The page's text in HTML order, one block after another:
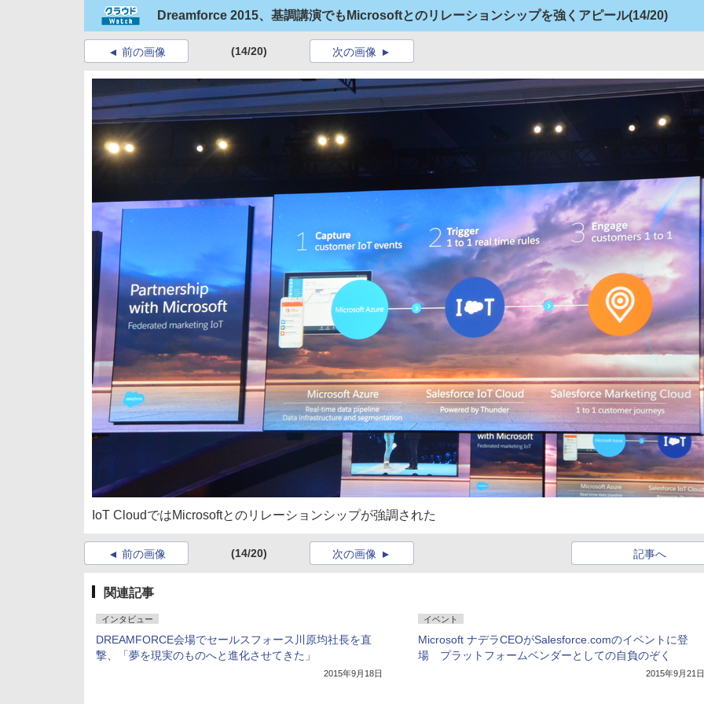
Dreamforce 2015、基調講演でもMicrosoftとのリレーションシップを強くアピール(14/20)
前の画像 (14/20) 次の画像
IoT CloudではMicrosoftとのリレーションシップが強調された
前の画像 (14/20) 記事へ
次の画像
関連記事
インタビュー
DREAMFORCE会場でセールスフォース川原均社長を直
撃、「夢を現実のものへと進化させてきた」
2015年9月18日
イベント
Microsoft ナデラCEOがSalesforce.comのイベントに登
場 プラットフォームベンダーとしての自負のぞく
2015年9月21日